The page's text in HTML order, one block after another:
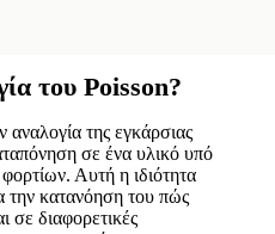
του Poisson?
της εγκάρσιας
σε ένα υλικό υπό
Αυτή η ιδιότητα
την κατανόηση του πώς
σε διαφορετικές